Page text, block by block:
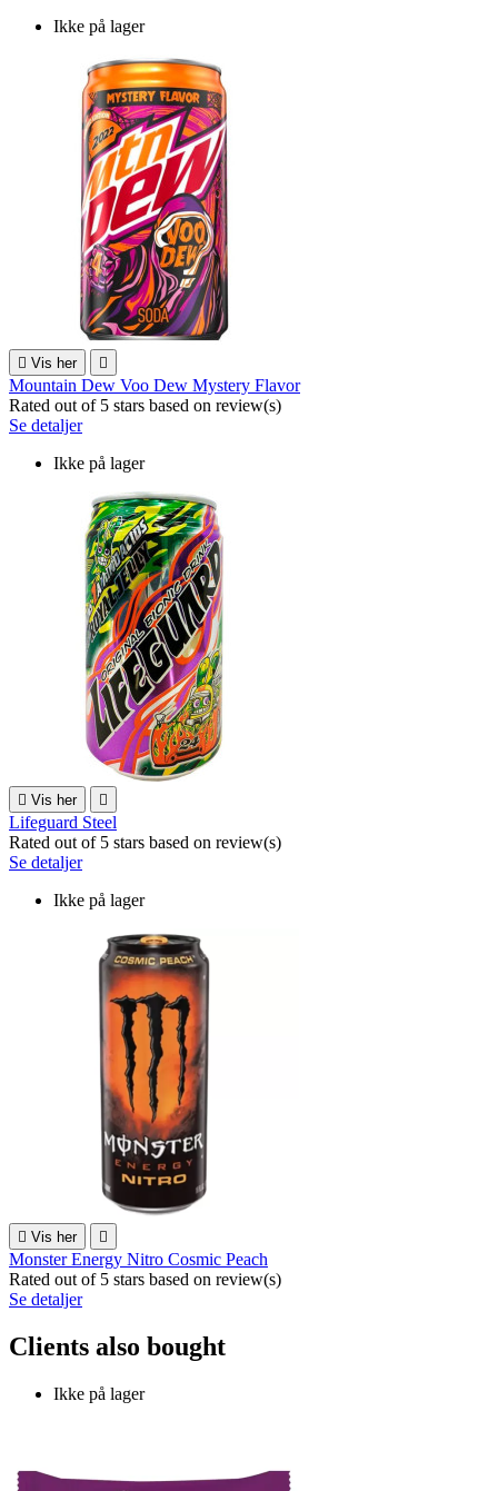
Ikke på lager
 Vis her 
Mountain Dew Voo Dew Mystery Flavor
Rated out of 5 stars based on review(s)
Se detaljer
Ikke på lager
 Vis her 
Lifeguard Steel
Rated out of 5 stars based on review(s)
Se detaljer
Ikke på lager
 Vis her 
Monster Energy Nitro Cosmic Peach
Rated out of 5 stars based on review(s)
Se detaljer
Clients also bought
Ikke på lager